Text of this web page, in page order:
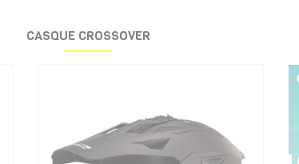
CASQUE CROSSOVER